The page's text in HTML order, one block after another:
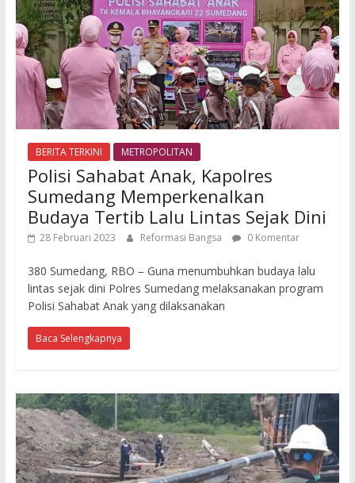
BERITA TERKINI METROPOLITAN
Polisi Sahabat Anak, Kapolres
Sumedang Memperkenalkan
Budaya Tertib Lalu Lintas Sejak Dini
28 Februari 2023 Reformasi Bangsa 0 Komentar
380 Sumedang, RBO – Guna menumbuhkan budaya lalu
lintas sejak dini Polres Sumedang melaksanakan program
Polisi Sahabat Anak yang dilaksanakan
Baca Selengkapnya